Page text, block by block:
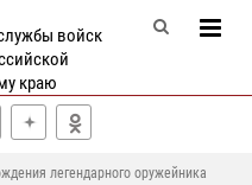
войск
краю
легендарного оружейника